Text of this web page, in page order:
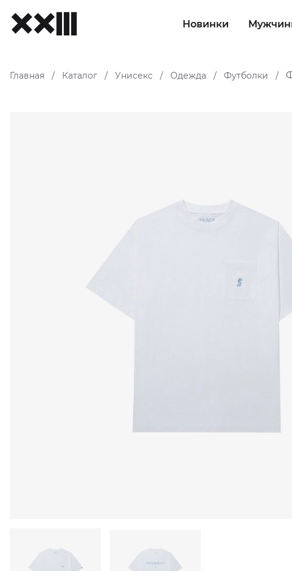
Новинки
Главная / Каталог / Унисекс / Одежда / Футболки /